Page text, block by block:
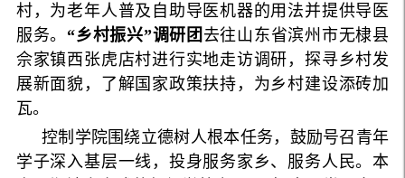
村，为老年人普及自助导医机器的用法并提供导医
服务。 “乡村振兴”调研团 去往山东省滨州市无棣县
佘家镇西张虎店村进行实地走访调研，探寻乡村发
展新面貌，了解国家政策扶持，为乡村建设添砖加
瓦。
控制学院围绕立德树人根本任务，鼓励号召青年
学子深入基层一线，投身服务家乡、服务人民。本